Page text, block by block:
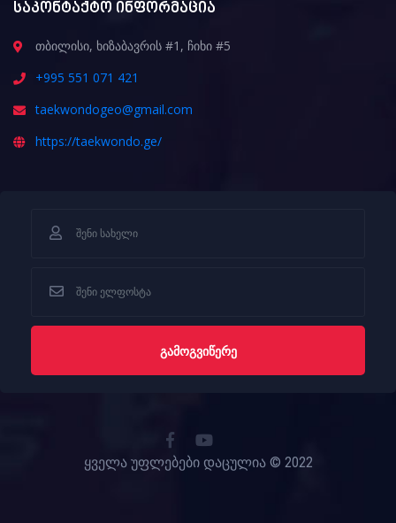
საკონტაქტო ინფორმაცია
თბილისი, ხიზაბავრის #1, ჩიხი #5
+995 551 071 421
taekwondogeo@gmail.com
https://taekwondo.ge/
ᲒᲐᲛᲝᲒᲕᲘᲬᲔᲠᲔ
ყველა უფლებები დაცულია © 2022